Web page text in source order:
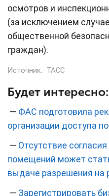
осмотров и
(за исключением
общественной
граждан).
Источник: ТАСС
Будет интересно:
— ФАС подготовила
организации доступа
— Отсутствие
помещений может
выдаче разрешения
— Зарегистрировать